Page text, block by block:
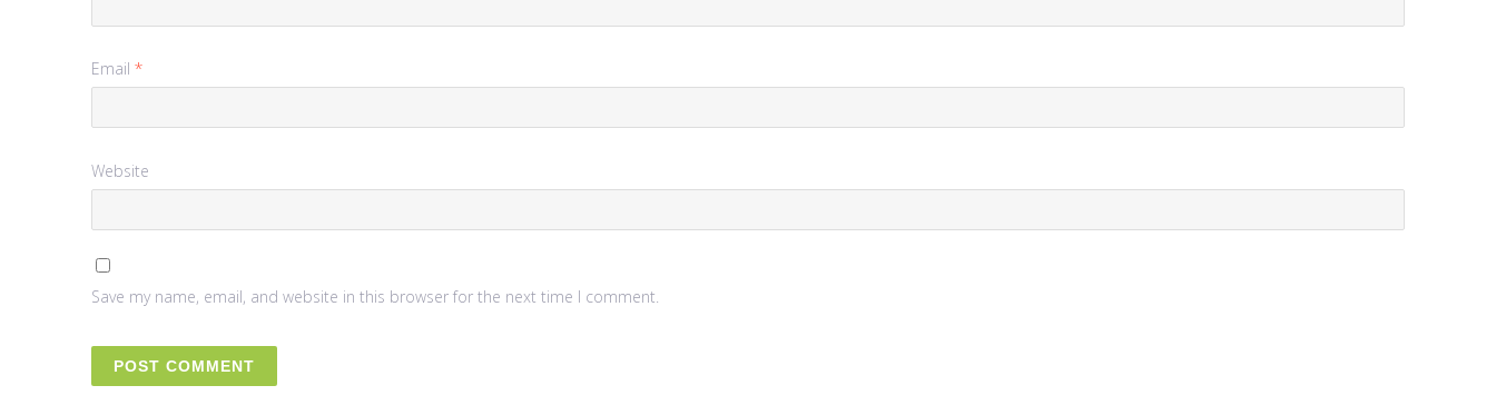
Email *
Website
Save my name, email, and website in this browser for the next time I comment.